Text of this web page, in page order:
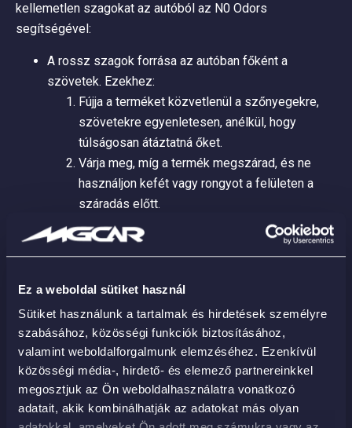
Ez a weboldal sütiket használ
Sütiket használunk a tartalmak és hirdetések személyre
szabásához, közösségi funkciók biztosításához,
valamint weboldalforgalmunk elemzéséhez. Ezenkívül
közösségi média-, hirdető- és elemező partnereinkkel
megosztjuk az Ön weboldalhasználatra vonatkozó
adatait, akik kombinálhatják az adatokat más olyan
kellemetlen szagokat az autóból az N0 Odors
segítségével:
A rossz szagok forrása az autóban főként a
szövetek. Ezekhez:
Fújja a terméket közvetlenül a szőnyegekre,
szövetekre egyenletesen, anélkül, hogy
túlságosan átáztatná őket.
Várja meg, míg a termék megszárad, és ne
használjon kefét vagy rongyot a felületen a
száradás előtt.
Makacs szagok esetén ismételje meg az
alkalmazást a száradás után.
szagokat, mint a tej vagy a vizelet, győződjön meg
róla, hogy a termék teljesen és egyenletesen áthatol
a szöveten. Törölje át nedves ronggyal 5 perc után.